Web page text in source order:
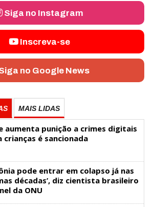
Siga no Instagram
Inscreva-se
no Google News
MAIS LIDAS
aumenta punição a crimes digitais
crianças é sancionada
pode entrar em colapso já nas
décadas’, diz cientista brasileiro
da ONU